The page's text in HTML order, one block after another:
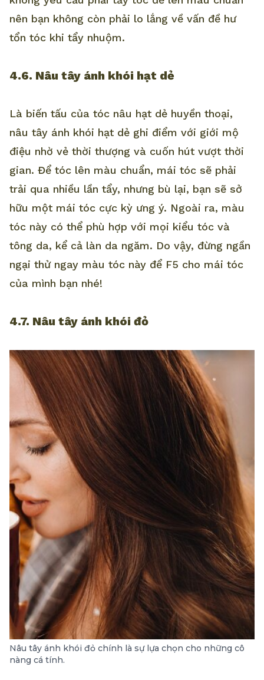
nên bạn không còn phải lo lắng về vấn đề hư
tổn tóc khi tẩy nhuộm.
4.6. Nâu tây ánh khói hạt dẻ
Là biến tấu của tóc nâu hạt dẻ huyền thoại,
nâu tây ánh khói hạt dẻ ghi điểm với giới mộ
điệu nhờ vẻ thời thượng và cuốn hút vượt thời
gian. Để tóc lên màu chuẩn, mái tóc sẽ phải
trải qua nhiều lần tẩy, nhưng bù lại, bạn sẽ sở
hữu một mái tóc cực kỳ ưng ý. Ngoài ra, màu
tóc này có thể phù hợp với mọi kiểu tóc và
tông da, kể cả làn da ngăm. Do vậy, đừng ngần
ngại thử ngay màu tóc này để F5 cho mái tóc
của mình bạn nhé!
4.7. Nâu tây ánh khói đỏ
Nâu tây ánh khói đỏ chính là sự lựa chọn cho những cô
nàng cá tính.